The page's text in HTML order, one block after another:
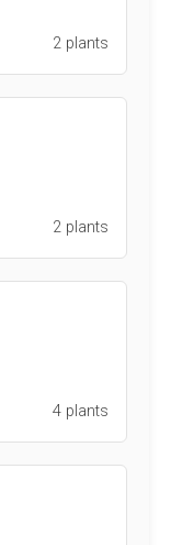
2 plants
2 plants
4 plants